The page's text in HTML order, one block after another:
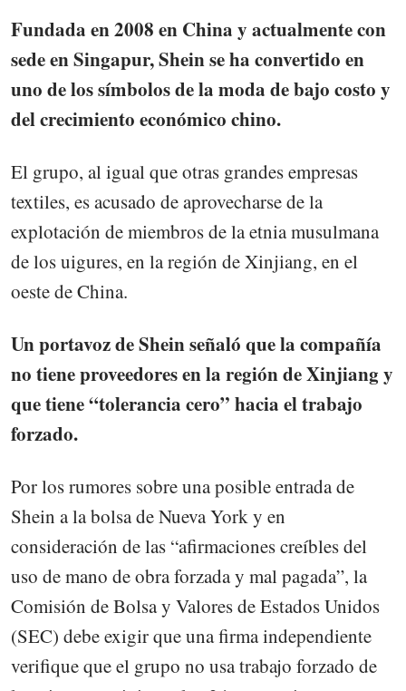
Fundada en 2008 en China y actualmente con
sede en Singapur, Shein se ha convertido en
uno de los símbolos de la moda de bajo costo y
del crecimiento económico chino.
El grupo, al igual que otras grandes empresas
textiles, es acusado de aprovecharse de la
explotación de miembros de la etnia musulmana
de los uigures, en la región de Xinjiang, en el
oeste de China.
Un portavoz de Shein señaló que la compañía
no tiene proveedores en la región de Xinjiang y
que tiene “tolerancia cero” hacia el trabajo
forzado.
Por los rumores sobre una posible entrada de
Shein a la bolsa de Nueva York y en
consideración de las “afirmaciones creíbles del
uso de mano de obra forzada y mal pagada”, la
Comisión de Bolsa y Valores de Estados Unidos
(SEC) debe exigir que una firma independiente
verifique que el grupo no usa trabajo forzado de